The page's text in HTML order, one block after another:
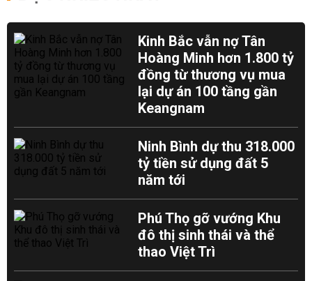
Kinh Bắc vẫn nợ Tân
Hoàng Minh hơn 1.800 tỷ
đồng từ thương vụ mua
lại dự án 100 tầng gần
Keangnam
Ninh Bình dự thu 318.000
tỷ tiền sử dụng đất 5
năm tới
Phú Thọ gỡ vướng Khu
đô thị sinh thái và thể
thao Việt Trì